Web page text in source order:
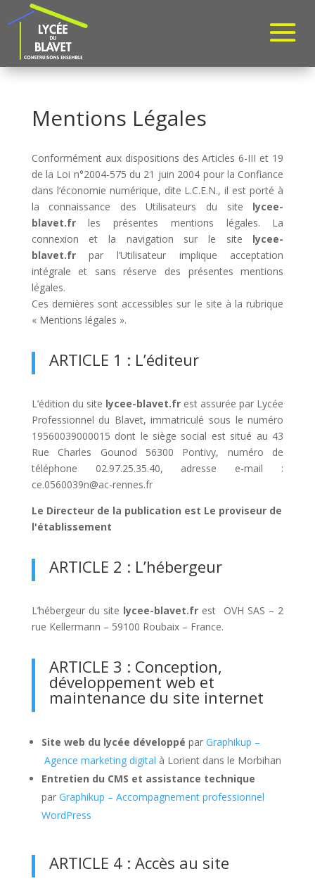
Mentions Légales
Conformément aux dispositions des Articles 6-III et 19
de la Loi n°2004-575 du 21 juin 2004 pour la Confiance
dans l’économie numérique, dite L.C.E.N., il est porté à
la connaissance des Utilisateurs du site lycee-
blavet.frles présentes mentions légales. La
connexion et la navigation sur le site lycee-
blavet.frpar l’Utilisateur implique acceptation
intégrale et sans réserve des présentes mentions
légales.
Ces dernières sont accessibles sur le site à la rubrique
« Mentions légales ».
ARTICLE 1 : L’éditeur
L’édition du site lycee-blavet.frest assurée par Lycée
Professionnel du Blavet, immatriculé sous le numéro
19560039000015 dont le siège social est situé au 43
Rue Charles Gounod 56300 Pontivy, numéro de
téléphone 02.97.25.35.40, adresse e-mail :
ce.0560039n@ac-rennes.fr
Le Directeur de la publication est Le proviseur de
l'établissement
ARTICLE 2 : L’hébergeur
L’hébergeur du site lycee-blavet.fr est OVH SAS – 2
rue Kellermann – 59100 Roubaix – France.
ARTICLE 3 : Conception,
développement web et
maintenance du site internet
Site web du lycée développé par Graphikup –
Agence marketing digital à Lorient dans le Morbihan
Entretien du CMS et assistance technique
par Graphikup – Accompagnement professionnel
WordPress
ARTICLE 4 : Accès au site